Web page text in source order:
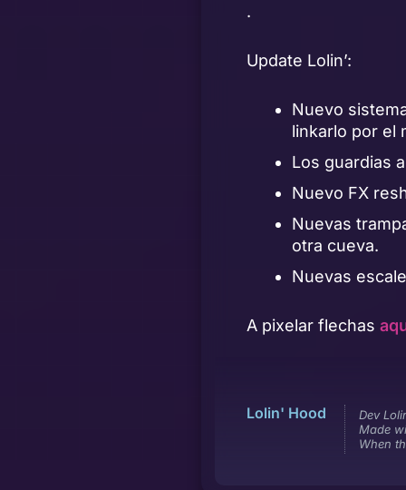
.
Update Lolin’:
Nuevo
linkarlo por el
Los guardias
Nuevo FX
Nuevas
otra cueva.
Nuevas
A pixelar flechas
Lolin' Hood
Dev
Made
When